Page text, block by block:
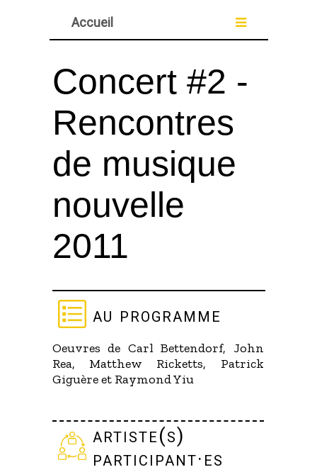
Accueil
Concert #2 -
Rencontres
de musique
nouvelle
2011
au programme
Oeuvres de Carl Bettendorf, John
Rea, Matthew Ricketts, Patrick
Giguère et Raymond Yiu
artiste(s)
participant·es